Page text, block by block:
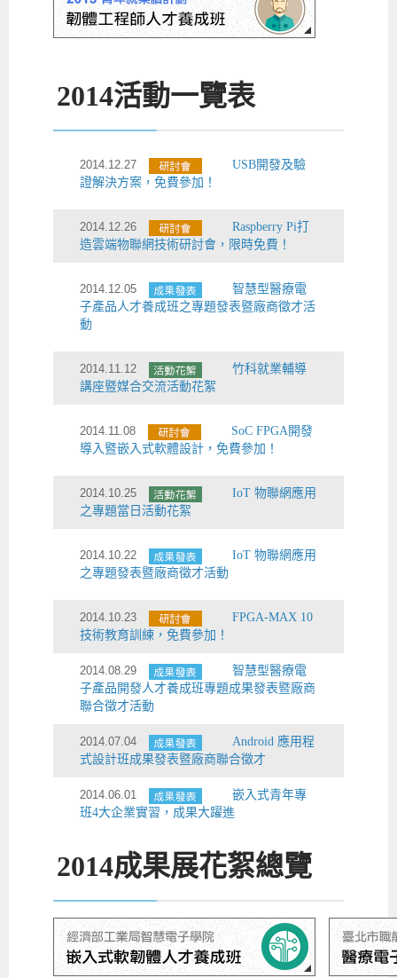
2014活動一覽表
2014.12.27
USB開發及驗
證解決方案，免費參加！
2014.12.26
Raspberry Pi打
造雲端物聯網技術研討會，限時免費！
2014.12.05
智慧型醫療電
子產品人才養成班之專題發表暨廠商徵才活
動
2014.11.12
竹科就業輔導
講座暨媒合交流活動花絮
2014.11.08
SoC FPGA開發
導入暨嵌入式軟體設計，免費參加！
2014.10.25
IoT 物聯網應用
之專題當日活動花絮
2014.10.22
IoT 物聯網應用
之專題發表暨廠商徵才活動
2014.10.23
FPGA-MAX 10
技術教育訓練，免費參加！
2014.08.29
智慧型醫療電
子產品開發人才養成班專題成果發表暨廠商
聯合徵才活動
2014.07.04
Android 應用程
式設計班成果發表暨廠商聯合徵才
2014.06.01
嵌入式青年專
班4大企業實習，成果大躍進
2014成果展花絮總覽